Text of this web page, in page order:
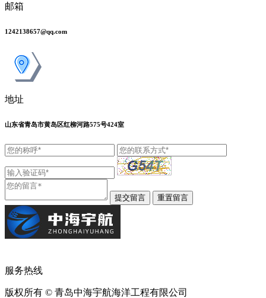
邮箱
1242138657@qq.com
地址
山东省青岛市黄岛区红柳河路575号424室
服务热线
版权所有 © 青岛中海宇航海洋工程有限公司